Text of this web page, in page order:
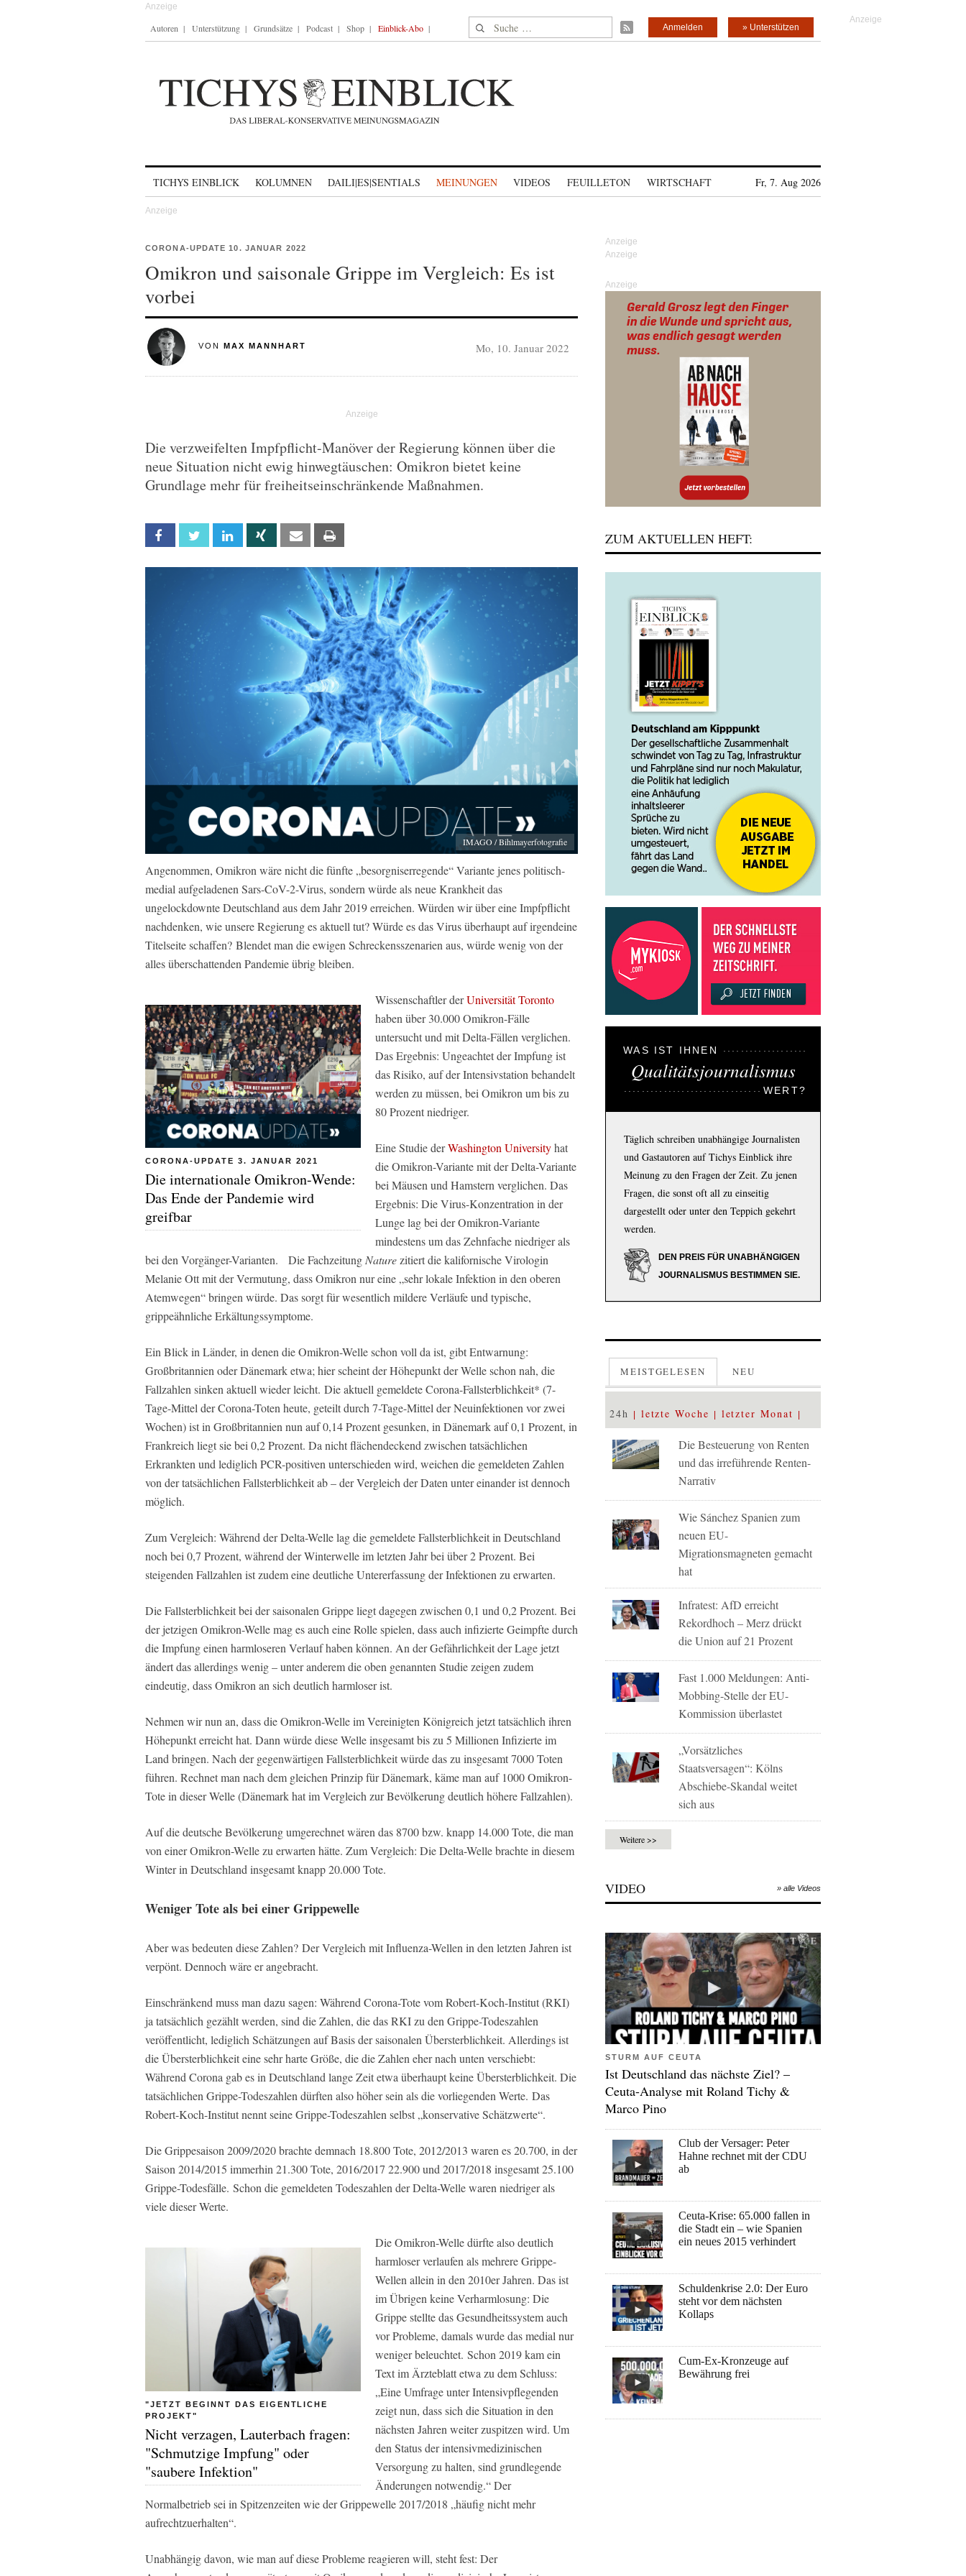
Autoren Unterstützung Grundsätze Podcast Shop Einblick-Abo Suche nach: » Unterstützen
Anmelden
TICHYS EINBLICK KOLUMNEN DAILI|ES|SENTIALS MEINUNGEN VIDEOS FEUILLETON WIRTSCHAFT Fr, 7. Aug 2026
CORONA-UPDATE 10. JANUAR 2022
Omikron und saisonale Grippe im Vergleich: Es ist
vorbei
VON MAX MANNHART Mo, 10. Januar 2022
Die verzweifelten Impfpflicht-Manöver der Regierung können über die
neue Situation nicht ewig hinwegtäuschen: Omikron bietet keine
Grundlage mehr für freiheitseinschränkende Maßnahmen.
Facebook Twitter Linkedin Xing Email
IMAGO / Bihlmayerfotografie
Angenommen, Omikron wäre nicht die fünfte „besorgniserregende“ Variante jenes politisch-
medial aufgeladenen Sars-CoV-2-Virus, sondern würde als neue Krankheit das
ungelockdownte Deutschland aus dem Jahr 2019 erreichen. Würden wir über eine Impfpflicht
nachdenken, wie unsere Regierung es aktuell tut? Würde es das Virus überhaupt auf irgendeine
Titelseite schaffen? Blendet man die ewigen Schreckensszenarien aus, würde wenig von der
alles überschattenden Pandemie übrig bleiben.
CORONA-UPDATE 3. JANUAR 2021
Die internationale Omikron-Wende:
Das Ende der Pandemie wird
greifbar
Wissenschaftler derUniversität Toronto
haben über 30.000 Omikron-Fälle
untersucht und mit Delta-Fällen verglichen.
Das Ergebnis: Ungeachtet der Impfung ist
das Risiko, auf der Intensivstation behandelt
werden zu müssen, bei Omikron um bis zu
80 Prozent niedriger.
Eine Studie derWashington Universityhat
die Omikron-Variante mit der Delta-Variante
bei Mäusen und Hamstern verglichen. Das
Ergebnis: Die Virus-Konzentration in der
Lunge lag bei der Omikron-Variante
mindestens um das Zehnfache niedriger als
bei den Vorgänger-Varianten. Die Fachzeitung Naturezitiert die kalifornische Virologin
Melanie Ott mit der Vermutung, dass Omikron nur eine „sehr lokale Infektion in den oberen
Atemwegen“ bringen würde. Das sorgt für wesentlich mildere Verläufe und typische,
grippeähnliche Erkältungssymptome.
Ein Blick in Länder, in denen die Omikron-Welle schon voll da ist, gibt Entwarnung:
Großbritannien oder Dänemark etwa; hier scheint der Höhepunkt der Welle schon nah, die
Fallzahlen sinken aktuell wieder leicht. Die aktuell gemeldete Corona-Fallsterblichkeit* (7-
Tage-Mittel der Corona-Toten heute, geteilt durch 7-Tage-Mittel der Neuinfektionen vor zwei
Wochen) ist in Großbritannien nun auf 0,14 Prozent gesunken, in Dänemark auf 0,1 Prozent, in
Frankreich liegt sie bei 0,2 Prozent. Da nicht flächendeckend zwischen tatsächlichen
Erkrankten und lediglich PCR-positiven unterschieden wird, weichen die gemeldeten Zahlen
von der tatsächlichen Fallsterblichkeit ab – der Vergleich der Daten unter einander ist dennoch
möglich.
Zum Vergleich: Während der Delta-Welle lag die gemeldete Fallsterblichkeit in Deutschland
noch bei 0,7 Prozent, während der Winterwelle im letzten Jahr bei über 2 Prozent. Bei
steigenden Fallzahlen ist zudem eine deutliche Untererfassung der Infektionen zu erwarten.
Die Fallsterblichkeit bei der saisonalen Grippe liegt dagegen zwischen 0,1 und 0,2 Prozent. Bei
der jetzigen Omikron-Welle mag es auch eine Rolle spielen, dass auch infizierte Geimpfte durch
die Impfung einen harmloseren Verlauf haben können. An der Gefährlichkeit der Lage jetzt
ändert das allerdings wenig – unter anderem die oben genannten Studie zeigen zudem
eindeutig, dass Omikron an sich deutlich harmloser ist.
Nehmen wir nun an, dass die Omikron-Welle im Vereinigten Königreich jetzt tatsächlich ihren
Höhepunkt erreicht hat. Dann würde diese Welle insgesamt bis zu 5 Millionen Infizierte im
Land bringen. Nach der gegenwärtigen Fallsterblichkeit würde das zu insgesamt 7000 Toten
führen. Rechnet man nach dem gleichen Prinzip für Dänemark, käme man auf 1000 Omikron-
Tote in dieser Welle (Dänemark hat im Vergleich zur Bevölkerung deutlich höhere Fallzahlen).
Auf die deutsche Bevölkerung umgerechnet wären das 8700 bzw. knapp 14.000 Tote, die man
von einer Omikron-Welle zu erwarten hätte. Zum Vergleich: Die Delta-Welle brachte in diesem
Winter in Deutschland insgesamt knapp 20.000 Tote.
Weniger Tote als bei einer Grippewelle
Aber was bedeuten diese Zahlen? Der Vergleich mit Influenza-Wellen in den letzten Jahren ist
verpönt. Dennoch wäre er angebracht.
Einschränkend muss man dazu sagen: Während Corona-Tote vom Robert-Koch-Institut (RKI)
ja tatsächlich gezählt werden, sind die Zahlen, die das RKI zu den Grippe-Todeszahlen
veröffentlicht, lediglich Schätzungen auf Basis der saisonalen Übersterblichkeit. Allerdings ist
die Übersterblichkeit eine sehr harte Größe, die die Zahlen eher nach unten verschiebt:
Während Corona gab es in Deutschland lange Zeit etwa überhaupt keine Übersterblichkeit. Die
tatsächlichen Grippe-Todeszahlen dürften also höher sein als die vorliegenden Werte. Das
Robert-Koch-Institut nennt seine Grippe-Todeszahlen selbst „konservative Schätzwerte“.
Die Grippesaison 2009/2020 brachte demnach 18.800 Tote, 2012/2013 waren es 20.700, in der
Saison 2014/2015 immerhin 21.300 Tote, 2016/2017 22.900 und 2017/2018 insgesamt 25.100
Grippe-Todesfälle. Schon die gemeldeten Todeszahlen der Delta-Welle waren niedriger als
viele dieser Werte.
"JETZT BEGINNT DAS EIGENTLICHE
PROJEKT"
Nicht verzagen, Lauterbach fragen:
"Schmutzige Impfung" oder
"saubere Infektion"
Die Omikron-Welle dürfte also deutlich
harmloser verlaufen als mehrere Grippe-
Wellen allein in den 2010er Jahren. Das ist
im Übrigen keine Verharmlosung: Die
Grippe stellte das Gesundheitssystem auch
vor Probleme, damals wurde das medial nur
weniger beleuchtet. Schon 2019 kam ein
Text im Ärzteblattetwa zu dem Schluss:
„Eine Umfrage unter Intensivpflegenden
zeigt nun, dass sich die Situation in den
nächsten Jahren weiter zuspitzen wird. Um
den Status der intensivmedizinischen
Versorgung zu halten, sind grundlegende
Änderungen notwendig.“ Der
Normalbetrieb sei in Spitzenzeiten wie der Grippewelle 2017/2018 „häufig nicht mehr
aufrechtzuerhalten“.
Unabhängig davon, wie man auf diese Probleme reagieren will, steht fest: Der
Anzeige
ZUM AKTUELLEN HEFT:
WAS IST IHNEN
Qualitätsjournalismus
WERT?
Täglich schreiben unabhängige Journalisten
und Gastautoren auf Tichys Einblick ihre
Meinung zu den Fragen der Zeit. Zu jenen
Fragen, die sonst oft all zu einseitig
dargestellt oder unter den Teppich gekehrt
werden.
DEN PREIS FÜR UNABHÄNGIGEN
JOURNALISMUS BESTIMMEN SIE.
MEISTGELESEN NEU
24h letzte Woche letzter Monat
Die Besteuerung von Renten
und das irreführende Renten-
Narrativ
Wie Sánchez Spanien zum
neuen EU-
Migrationsmagneten gemacht
hat
Infratest: AfD erreicht
Rekordhoch – Merz drückt
die Union auf 21 Prozent
Fast 1.000 Meldungen: Anti-
Mobbing-Stelle der EU-
Kommission überlastet
„Vorsätzliches
Staatsversagen“: Kölns
Abschiebe-Skandal weitet
sich aus
Weitere >>
VIDEO » alle Videos
STURM AUF CEUTA
Ist Deutschland das nächste Ziel? –
Ceuta-Analyse mit Roland Tichy &
Marco Pino
Club der Versager: Peter
Hahne rechnet mit der CDU
ab
Ceuta-Krise: 65.000 fallen in
die Stadt ein – wie Spanien
ein neues 2015 verhindert
Schuldenkrise 2.0: Der Euro
steht vor dem nächsten
Kollaps
Cum-Ex-Kronzeuge auf
Bewährung frei